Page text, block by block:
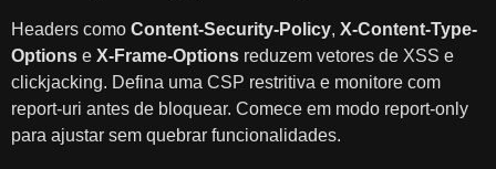
Headers como Content-Security-Policy, X-Content-Type-
Options e X-Frame-Options reduzem vetores de XSS e
clickjacking. Defina uma CSP restritiva e monitore com
report-uri antes de bloquear. Comece em modo report-only
para ajustar sem quebrar funcionalidades.